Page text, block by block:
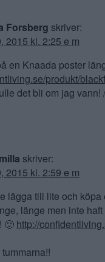
Forsberg skriver:
2015 kl. 2:25 e m
en Knaada poster
produkt/
det bli om jag vann!
skriver:
2015 kl. 2:59 e m
lägga till lite och köpa
länge men inte
🙂 http://